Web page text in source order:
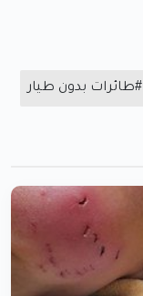
#طائرات بدون طيار